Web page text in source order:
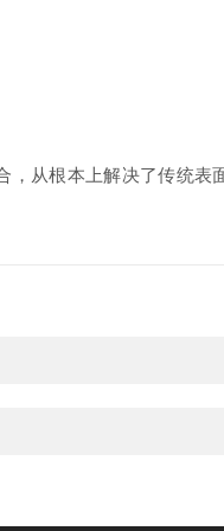
从根本上解决了传统